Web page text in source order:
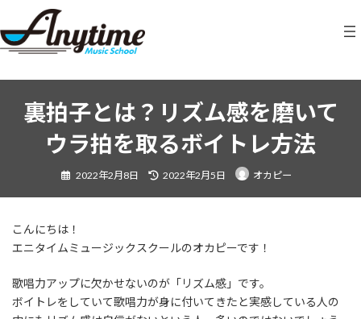
テ
ン
ゲ
ー
裏拍子とは？リズム感を磨いて
ウラ拍を取るボイトレ方法
2022年2月8日
終
新
2022年2月5日 オカピー
こんにちは！
エニタイムミュージックスクールのオカピーです！
歌唱力アップに欠かせないのが「リズム感」です。
ボイトレをしていて歌唱力が身に付いてきたと実感している人の